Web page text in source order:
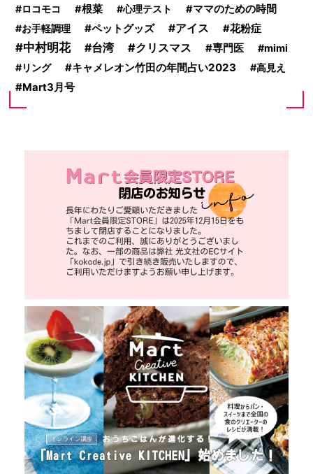
ロコモコ 根菜 心理テスト ママのための時間
お手軽調理 ペットグッズ アイス 花粉症
中村明花 台湾 クリスマス 専門医
mimi
リング
キャメレオン竹田の年間占い2023 高見え
Mart3月号